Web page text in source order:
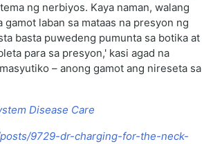
ng nerbiyos. Kaya naman, walang
gamot laban sa mataas na presyon ng
basta puwedeng pumunta sa botika at
para sa presyon,' kasi agad na
– anong gamot ang nireseta sa
Disease Care
9729-dr-charging-for-the-neck-